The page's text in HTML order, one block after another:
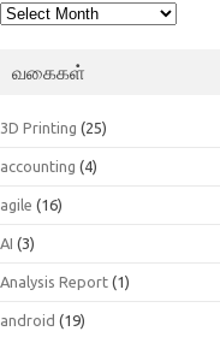
பெட்டகம்
வகைகள்
3D Printing (25)
accounting (4)
agile (16)
AI (3)
Analysis Report (1)
android (19)